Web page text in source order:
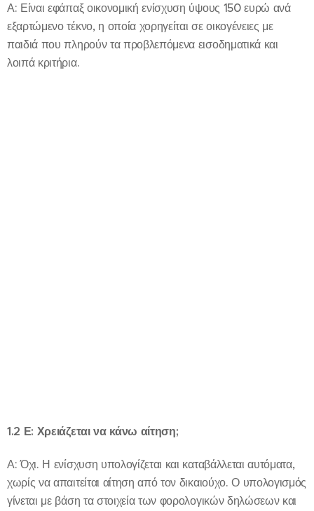
Α: Είναι εφάπαξ οικονομική ενίσχυση ύψους 150 ευρώ ανά
εξαρτώμενο τέκνο, η οποία χορηγείται σε οικογένειες με
παιδιά που πληρούν τα προβλεπόμενα εισοδηματικά και
λοιπά κριτήρια.
1.2 Ε: Χρειάζεται να κάνω αίτηση;
Α: Όχι. Η ενίσχυση υπολογίζεται και καταβάλλεται αυτόματα,
χωρίς να απαιτείται αίτηση από τον δικαιούχο. Ο υπολογισμός
γίνεται με βάση τα στοιχεία των φορολογικών δηλώσεων και